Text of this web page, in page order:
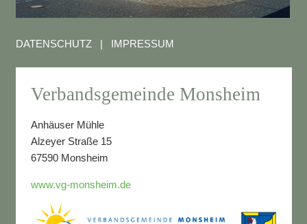
DATENSCHUTZ| IMPRESSUM
Verbandsgemeinde Monsheim
Anhäuser Mühle
Alzeyer Straße 15
67590 Monsheim
www.vg-monsheim.de